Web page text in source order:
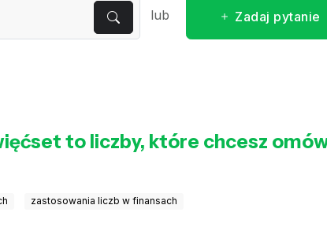
lub Zadaj pytanie
to liczby, które chcesz
zastosowania liczb w finansach